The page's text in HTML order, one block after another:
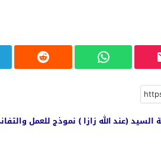
السيد (عند الله زازا ) نموذج للعمل